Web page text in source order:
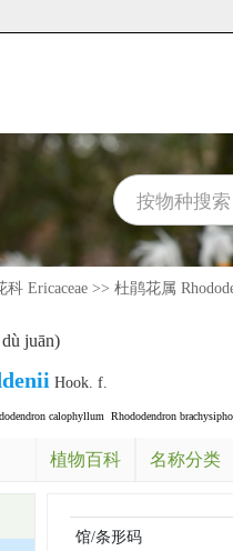
科 Ericaceae >> 杜鹃花属
juān)
Hook. f.
calophyllum Rhododendron
植物百科 名称分类
馆/条形码